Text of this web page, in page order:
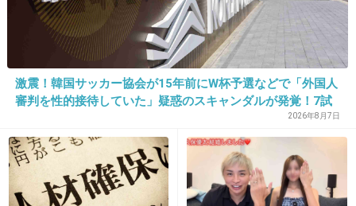
Mr.ホワイトとジェシーいいコンビですよね
出演してる人みんな味があって好き
+25 -1
24. 匿名2014/09/26(金) 23:10:42
シーズン5まだみてなーい ｼﾞｪｰｼｰイケメン
+8 -0
激震！韓国サッカー協会が15年前にW杯予選などで「外国人
審判を性的接待していた」疑惑のスキャンダルが発覚！7試
合20人が対象で日本人審判が含まれていたとの指摘も…2026年8月7日